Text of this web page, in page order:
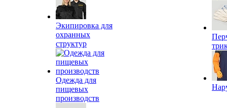
Экипировка для
охранных
структур
Одежда для
пищевых
производств